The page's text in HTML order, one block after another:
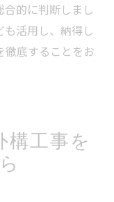
的に判断しまし
活用し、納得し
徹底することをお
構工事を